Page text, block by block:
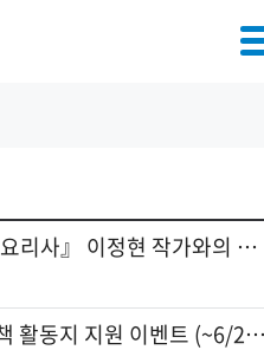
[이벤트] 『산들산들 풀꽃 요리사』 이정현 작가와의 쿠킹 클래스에 초대합니다.
[이벤트] 공공도서관 그림책 활동지